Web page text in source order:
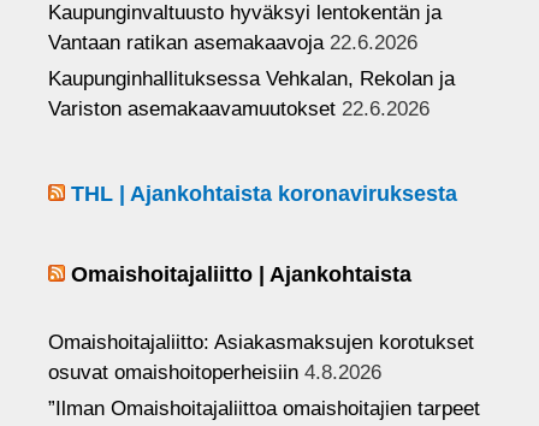
Kaupunginvaltuusto hyväksyi lentokentän ja
Vantaan ratikan asemakaavoja 22.6.2026
Kaupunginhallituksessa Vehkalan, Rekolan ja
Variston asemakaavamuutokset 22.6.2026
THL | Ajankohtaista koronaviruksesta
Omaishoitajaliitto | Ajankohtaista
Omaishoitajaliitto: Asiakasmaksujen korotukset
osuvat omaishoitoperheisiin 4.8.2026
”Ilman Omaishoitajaliittoa omaishoitajien tarpeet